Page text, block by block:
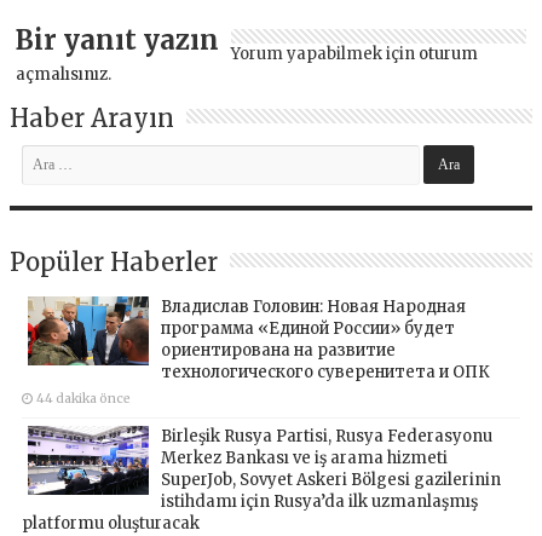
Bir yanıt yazın Yorum yapabilmek için oturum
açmalısınız.
Haber Arayın
Popüler Haberler
Владислав Головин: Новая Народная
программа «Единой России» будет
ориентирована на развитие
технологического суверенитета и ОПК
44 dakika önce
Birleşik Rusya Partisi, Rusya Federasyonu
Merkez Bankası ve iş arama hizmeti
SuperJob, Sovyet Askeri Bölgesi gazilerinin
istihdamı için Rusya’da ilk uzmanlaşmış
platformu oluşturacak